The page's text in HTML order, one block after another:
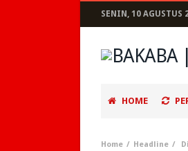
SENIN, 10 AGUSTUS
HOME
Home Headline